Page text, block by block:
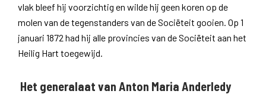
vlak bleef hij voorzichtig en wilde hij geen koren op de
molen van de tegenstanders van de Sociëteit gooien. Op 1
januari 1872 had hij alle provincies van de Sociëteit aan het
Heilig Hart toegewijd.
Het generalaat van Anton Maria Anderledy